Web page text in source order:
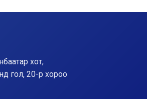
хот,
гол, 20-р хороо